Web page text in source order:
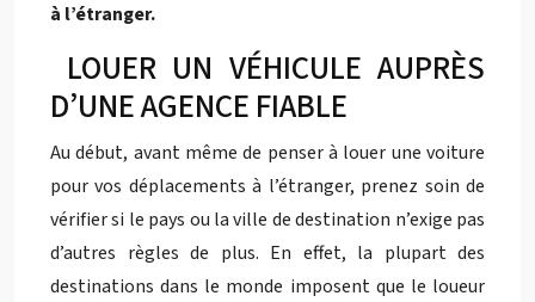
à l’étranger.
LOUER UN VÉHICULE AUPRÈS
D’UNE AGENCE FIABLE
Au début, avant même de penser à louer une voiture
pour vos déplacements à l’étranger, prenez soin de
vérifier si le pays ou la ville de destination n’exige pas
d’autres règles de plus. En effet, la plupart des
destinations dans le monde imposent que le loueur